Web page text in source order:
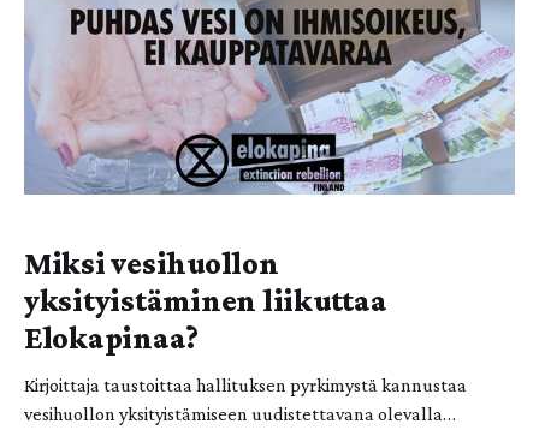
edelleenkään ala maksaa vuosikymmenten
Miksi vesihuollon
yksityistäminen liikuttaa
Elokapinaa?
Kirjoittaja taustoittaa hallituksen pyrkimystä kannustaa
vesihuollon yksityistämiseen uudistettavana olevalla